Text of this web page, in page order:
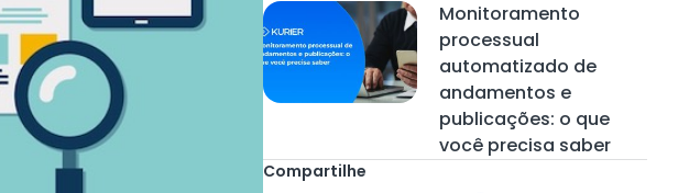
Monitoramento
processual
automatizado de
andamentos e
publicações: o que
você precisa saber
Compartilhe